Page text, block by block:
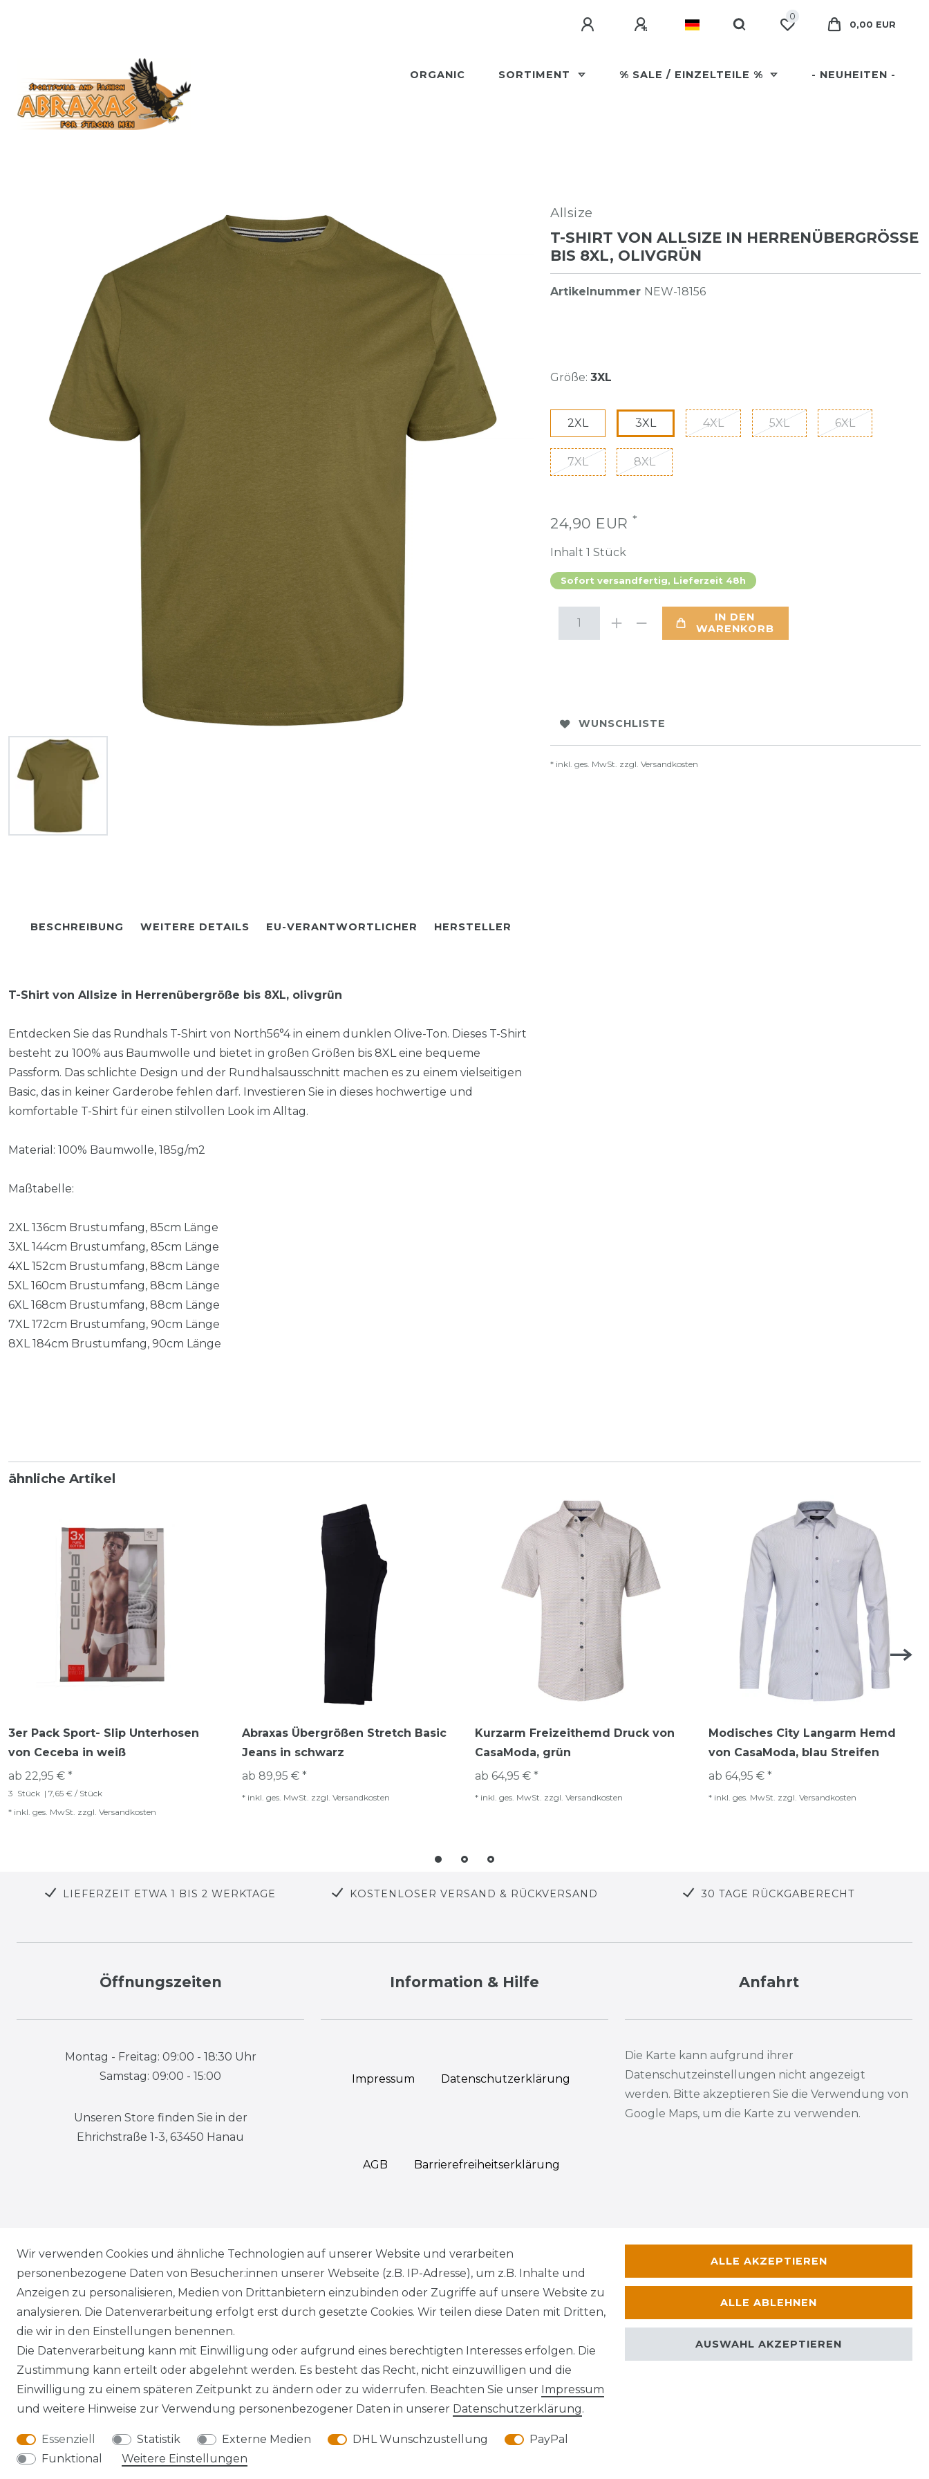
0
0,00 EUR
ORGANIC SORTIMENT % SALE / EINZELTEILE % - NEUHEITEN -
Allsize
T-SHIRT VON ALLSIZE IN HERRENÜBERGRÖSSE B
IS 8XL, OLIVGRÜN
Artikelnummer NEW-18156
Größe: 3XL
2XL 3XL 4XL 5XL 6XL
7XL 8XL
24,90 EUR *
Inhalt 1 Stück
Sofort versandfertig, Lieferzeit 48h
IN DEN
WARENKORB
WUNSCHLISTE
* inkl. ges. MwSt. zzgl. Versandkosten
BESCHREIBUNG WEITERE DETAILS EU-VERANTWORTLICHER HERSTELLER
T-Shirt von Allsize in Herrenübergröße bis 8XL, olivgrün
Entdecken Sie das Rundhals T-Shirt von North56°4 in einem dunklen Olive-Ton. Dieses T-Shirt
besteht zu 100% aus Baumwolle und bietet in großen Größen bis 8XL eine bequeme
Passform. Das schlichte Design und der Rundhalsausschnitt machen es zu einem vielseitigen
Basic, das in keiner Garderobe fehlen darf. Investieren Sie in dieses hochwertige und
komfortable T-Shirt für einen stilvollen Look im Alltag.
Material: 100% Baumwolle, 185g/m2
Maßtabelle:
2XL 136cm Brustumfang, 85cm Länge
3XL 144cm Brustumfang, 85cm Länge
4XL 152cm Brustumfang, 88cm Länge
5XL 160cm Brustumfang, 88cm Länge
6XL 168cm Brustumfang, 88cm Länge
7XL 172cm Brustumfang, 90cm Länge
8XL 184cm Brustumfang, 90cm Länge
ähnliche Artikel
3er Pack Sport- Slip Unterhosen
von Ceceba in weiß
ab 22,95 € *
3 Stück | 7,65 € / Stück
* inkl. ges. MwSt. zzgl. Versandkosten
Abraxas Übergrößen Stretch Basic
Jeans in schwarz
ab 89,95 € *
* inkl. ges. MwSt. zzgl. Versandkosten
Kurzarm Freizeithemd Druck von
CasaModa, grün
ab 64,95 € *
* inkl. ges. MwSt. zzgl. Versandkosten
Modisches City Langarm Hemd
von CasaModa, blau Streifen
ab 64,95 € *
* inkl. ges. MwSt. zzgl. Versandkosten
Wir verwenden Cookies und ähnliche Technologien auf unserer Website und verarbeiten
personenbezogene Daten von Besucher:innen unserer Webseite (z.B. IP-Adresse), um z.B. Inhalte und
Anzeigen zu personalisieren, Medien von Drittanbietern einzubinden oder Zugriffe auf unsere Website zu
analysieren. Die Datenverarbeitung erfolgt erst durch gesetzte Cookies. Wir teilen diese Daten mit Dritten,
die wir in den Einstellungen benennen.
Die Datenverarbeitung kann mit Einwilligung oder aufgrund eines berechtigten Interesses erfolgen. Die
Zustimmung kann erteilt oder abgelehnt werden. Es besteht das Recht, nicht einzuwilligen und die
Einwilligung zu einem späteren Zeitpunkt zu ändern oder zu widerrufen. Beachten Sie unser Impressum
und weitere Hinweise zur Verwendung personenbezogener Daten in unserer Daten­schutz­erklärung.
Essenziell Statistik Externe Medien DHL Wunschzustellung
PayPal
Funktional
Weitere Einstellungen
ALLE AKZEPTIEREN
ALLE ABLEHNEN
AUSWAHL AKZEPTIEREN
LIEFERZEIT ETWA 1 BIS 2 WERKTAGE KOSTENLOSER VERSAND & RÜCKVERSAND 30 TAGE RÜCKGABERECHT
Öffnungszeiten
Montag - Freitag: 09:00 - 18:30 Uhr
Samstag: 09:00 - 15:00
Unseren Store finden Sie in der
Ehrichstraße 1-3, 63450 Hanau
Information & Hilfe
Impressum Daten­schutz­erklärung
AGB Barrierefreiheitserklärung
Widerrufs­recht
Anfahrt
Die Karte kann aufgrund ihrer
Datenschutzeinstellungen nicht angezeigt
werden. Bitte akzeptieren Sie die Verwendung von
Google Maps, um die Karte zu verwenden.
© Abraxas 2026 | Alle Rechte vorbehalten.